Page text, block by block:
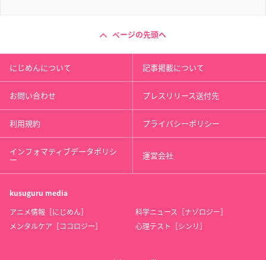
ページの先頭へ
にじめんについて 記事掲載について
お問い合わせ プレスリリース送付先
利用規約 プライバシーポリシー
インフォマティブデータポリシ
ー 運営会社
kusuguru media
アニメ情報［にじめん］
科学ニュース［ナゾロジー］
メンタルケア［ココロジー］
心理テスト［シンリ］